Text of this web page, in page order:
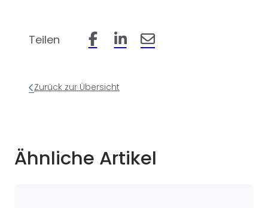
Teilen Beitrag auf Facebook teilen
Beitrag auf LinkedIn teilen
Beitrag per Email teilen
Zurück zur Übersicht
Ähnliche Artikel